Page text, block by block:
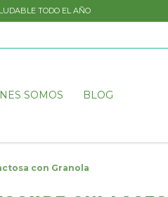
TODO EL AÑO
SOMOS BLOG
con Granola